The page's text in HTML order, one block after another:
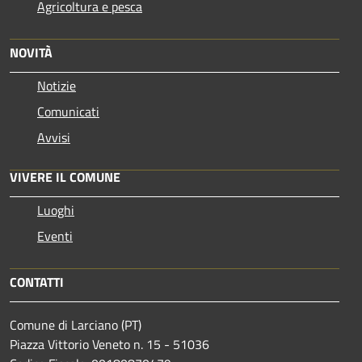
Agricoltura e pesca
NOVITÀ
Notizie
Comunicati
Avvisi
VIVERE IL COMUNE
Luoghi
Eventi
CONTATTI
Comune di Larciano (PT)
Piazza Vittorio Veneto n. 15 - 51036